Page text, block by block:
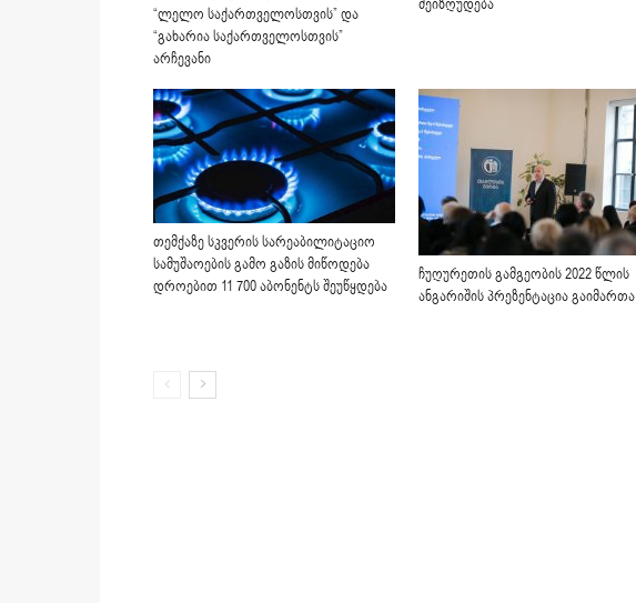
“ლელო საქართველოსთვის” და
“გახარია საქართველოსთვის”
არჩევანი
შეიზღუდება
თემქაზე სკვერის სარეაბილიტაციო
სამუშაოების გამო გაზის მიწოდება
დროებით 11 700 აბონენტს შეუწყდება
ჩუღურეთის გამგეობის 2022 წლის
ანგარიშის პრეზენტაცია გაიმართა